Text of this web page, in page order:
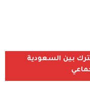
بين السعودية